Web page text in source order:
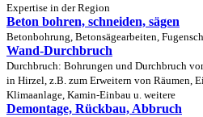
Expertise in der Region
Beton bohren, schneiden, sägen
Betonbohrung, Betonsägearbeiten,
Wand-Durchbruch
Durchbruch: Bohrungen und Durchbruch
in Hirzel, z.B. zum Erweitern von Räumen,
Klimaanlage, Kamin-Einbau u. weitere
Demontage, Rückbau, Abbruch